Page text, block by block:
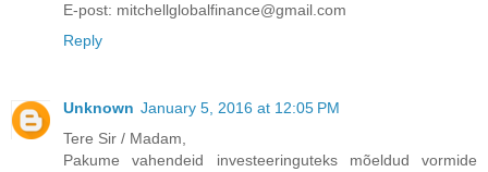
E-post: mitchellglobalfinance@gmail.com
Reply
Unknown January 5, 2016 at 12:05 PM
Tere Sir / Madam,
Pakume vahendeid investeeringuteks mõeldud vormide